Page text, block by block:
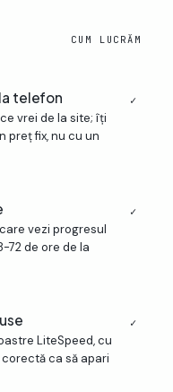
CUM LUCRĂM
telefon
vrei de la site; îți
preț fix, nu cu un
✓
vezi progresul
72 de ore de la
✓
LiteSpeed, cu
ca să apari
✓